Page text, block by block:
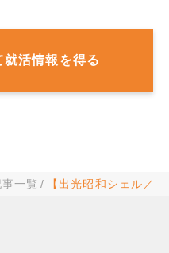
就活情報を得る
一覧 【出光昭和シェル／